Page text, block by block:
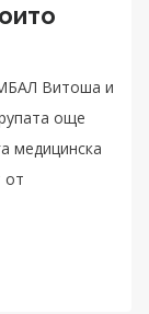
Витоша и
още
медицинска
от